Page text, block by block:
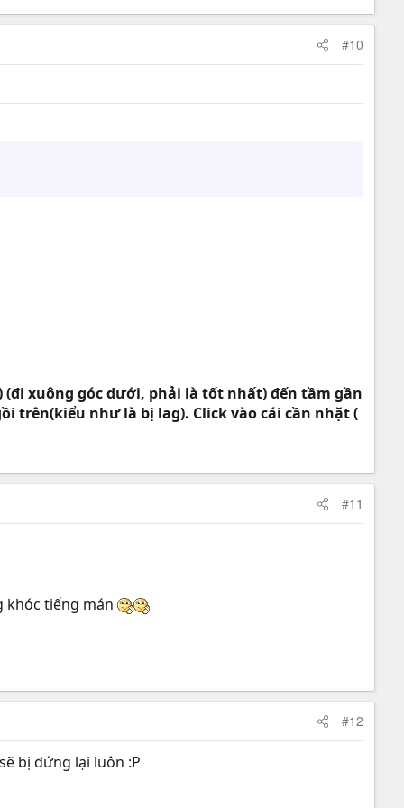
#10
xuông góc dưới, phải là tốt nhất) đến tầm gần
trên(kiểu như là bị lag). Click vào cái cần nhặt (
#11
khóc tiếng mán
#12
bị đứng lại luôn :P